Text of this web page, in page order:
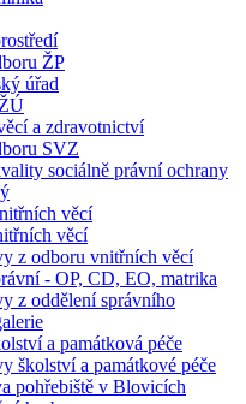
ŽP
úřad
a zdravotnictví
SVZ
sociálně právní ochrany
věcí
věcí
z odboru vnitřních věcí
- OP, CD, EO, matrika
z oddělení správního
a památková péče
školství a památkové péče
pohřebiště v Blovicích